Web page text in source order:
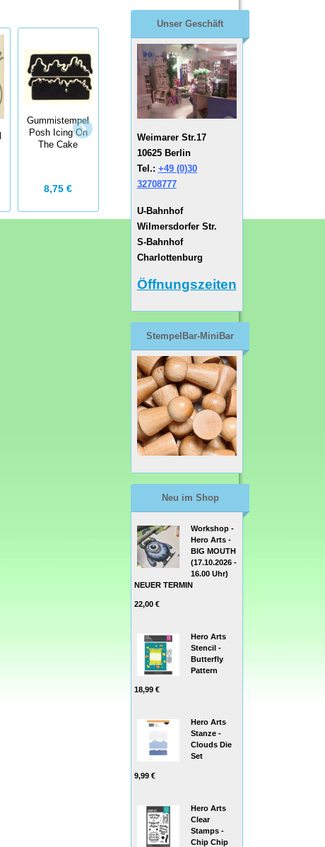
Gummistempel
Posh Icing On
The Cake
8,75 €
Gummistempel
Jack In The Box
7,50 €
Unser Geschäft
Weimarer Str.17
10625 Berlin
Tel.: +49 (0)30
32708777
U-Bahnhof
Wilmersdorfer Str.
S-Bahnhof
Charlottenburg
Öffnungszeiten
StempelBar-MiniBar
Neu im Shop
Workshop -
Hero Arts -
BIG MOUTH
(17.10.2026 -
16.00 Uhr)
NEUER TERMIN
22,00 €
Hero Arts
Stencil -
Butterfly
Pattern
18,99 €
Hero Arts
Stanze -
Clouds Die
Set
9,99 €
Hero Arts
Clear
Stamps -
Chip Chip